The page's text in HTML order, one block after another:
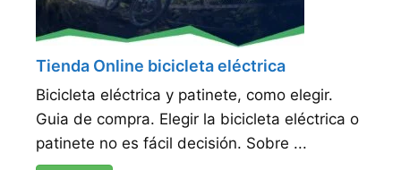
Tienda Online bicicleta eléctrica
Bicicleta eléctrica y patinete, como elegir.
Guia de compra. Elegir la bicicleta eléctrica o
patinete no es fácil decisión. Sobre ...